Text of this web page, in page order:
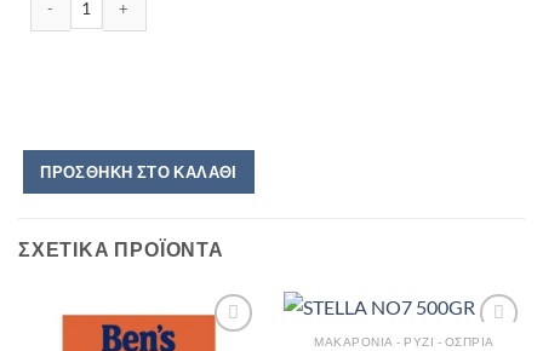
ΠΡΟΣΘΉΚΗ ΣΤΟ ΚΑΛΆΘΙ
ΣΧΕΤΙΚΆ ΠΡΟΪΌΝΤΑ
ΜΑΚΑΡΌΝΙΑ - ΡΎΖΙ - ΌΣΠΡΙΑ